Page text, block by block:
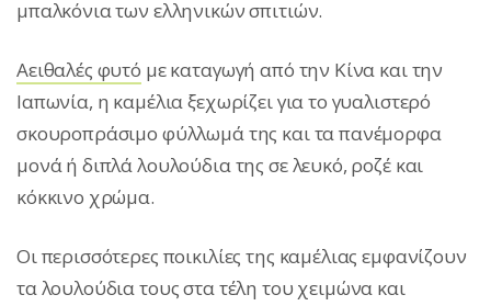
μπαλκόνια των ελληνικών σπιτιών.
Αειθαλές φυτό με καταγωγή από την Κίνα και την
Ιαπωνία, η καμέλια ξεχωρίζει για το γυαλιστερό
σκουροπράσιμο φύλλωμά της και τα πανέμορφα
μονά ή διπλά λουλούδια της σε λευκό, ροζέ και
κόκκινο χρώμα.
Οι περισσότερες ποικιλίες της καμέλιας εμφανίζουν
τα λουλούδια τους στα τέλη του χειμώνα και